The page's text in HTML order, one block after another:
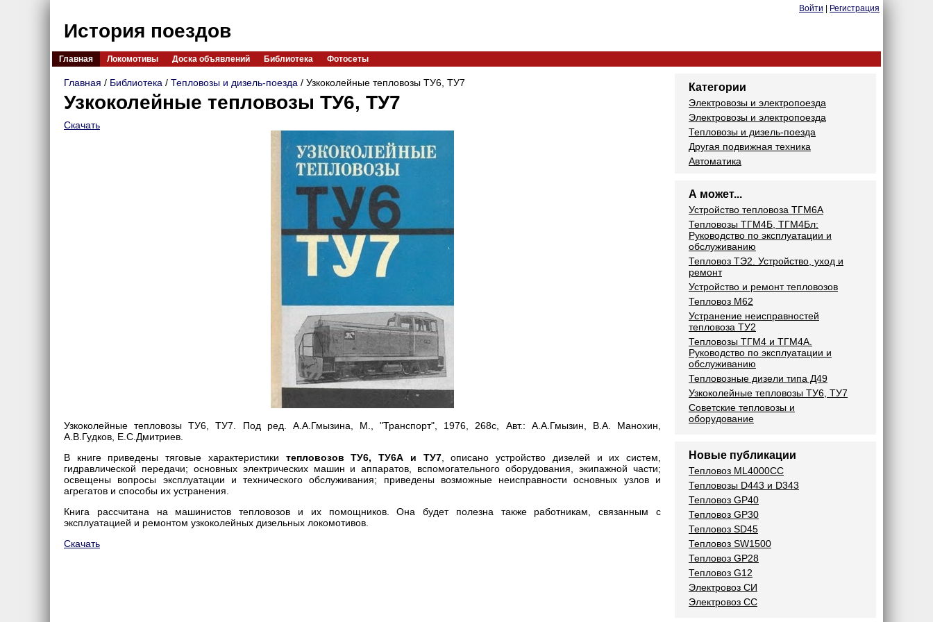
Войти Регистрация
История поездов
Главная Локомотивы Доска объявлений Библиотека Фотосеты
Главная / Библиотека / Тепловозы и дизель-поезда / Узкоколейные тепловозы ТУ6, ТУ7
Узкоколейные тепловозы ТУ6, ТУ7
Скачать
Узкоколейные тепловозы ТУ6, ТУ7. Под ред. А.А.Гмызина, М., "Транспорт", 1976, 268с, Авт.: А.А.Гмызин, В.А. Манохин,
А.В.Гудков, Е.С.Дмитриев.
В книге приведены тяговые характеристики тепловозов ТУ6, ТУ6А и ТУ7, описано устройство дизелей и их систем,
гидравлической передачи; основных электрических машин и аппаратов, вспомогательного оборудования, экипажной части;
освещены вопросы эксплуатации и технического обслуживания; приведены возможные неисправности основных узлов и
агрегатов и способы их устранения.
Книга рассчитана на машинистов тепловозов и их помощников. Она будет полезна также работникам, связанным с
эксплуатацией и ремонтом узкоколейных дизельных локомотивов.
Скачать
Категории
Электровозы и электропоезда
Электровозы и электропоезда
Тепловозы и дизель-поезда
Другая подвижная техника
Автоматика
А может...
Устройство тепловоза ТГМ6А
Тепловозы ТГМ4Б, ТГМ4Бл:
Руководство по эксплуатации и
обслуживанию
Тепловоз ТЭ2. Устройство, уход и
ремонт
Устройство и ремонт тепловозов
Тепловоз М62
Устранение неисправностей
тепловоза ТУ2
Тепловозы ТГМ4 и ТГМ4А.
Руководство по эксплуатации и
обслуживанию
Тепловозные дизели типа Д49
Узкоколейные тепловозы ТУ6, ТУ7
Советские тепловозы и
оборудование
Новые публикации
Тепловоз ML4000CC
Тепловозы D443 и D343
Тепловоз GP40
Тепловоз GP30
Тепловоз SD45
Тепловоз SW1500
Тепловоз GP28
Тепловоз G12
Электровоз СИ
Электровоз СС